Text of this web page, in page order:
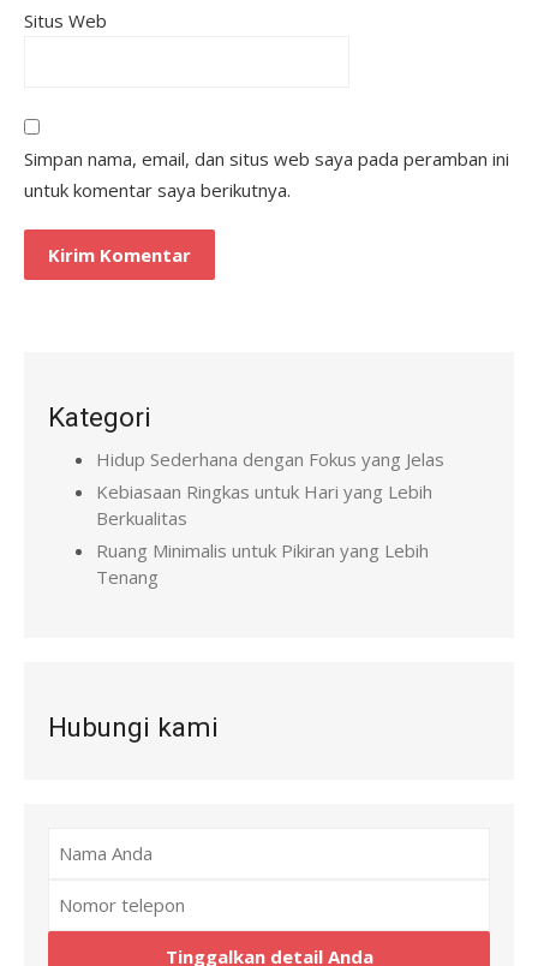
Situs Web
Simpan nama, email, dan situs web saya pada peramban ini
untuk komentar saya berikutnya.
Kategori
Hidup Sederhana dengan Fokus yang Jelas
Kebiasaan Ringkas untuk Hari yang Lebih
Berkualitas
Ruang Minimalis untuk Pikiran yang Lebih
Tenang
Hubungi kami